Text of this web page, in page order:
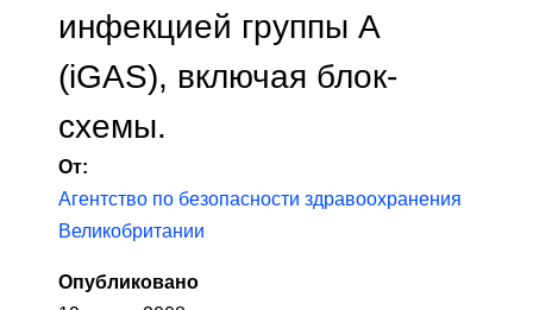
инфекцией группы А
(iGAS), включая блок-
схемы.
От:
Агентство по безопасности здравоохранения
Великобритании
Опубликовано